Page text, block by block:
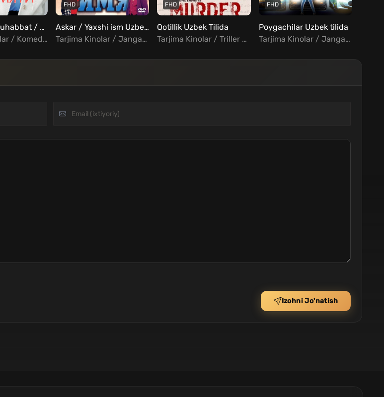
Unutilgan muhabbat / Xotirasiz sevgi / 30il / Qayta sevgi Uzbek Tilida
Tarjima Kinolar / Komediya / Melodrama / Xorij Kinolar Uzbek Tilida
FHD
Askar / Yaxshi ism Uzbek tilida
Tarjima Kinolar / Jangari / Drama / Melodrama / Musiqa / Triller / Hind Kinolar Uzbek Tilida
FHD
Qotillik Uzbek Tilida
Tarjima Kinolar / Triller / Hind Kinolar Uzbek Tilida
FHD
Poygachilar Uzbek tilida
Tarjima Kinolar / Jangari / Komediya / Xorij Kinolar Uzbek Tilida
Izohni Jo'natish